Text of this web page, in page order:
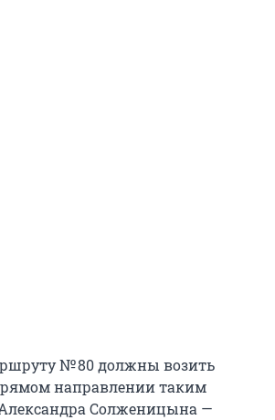
№ 80 должны возить
направлении таким
Солженицына —